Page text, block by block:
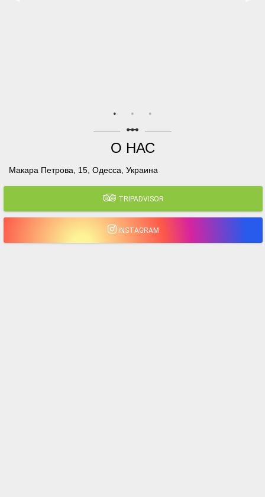
linear_scale
О НАС
Макара Петрова, 15, Одесса, Украина
TRIPADVISOR
INSTAGRAM